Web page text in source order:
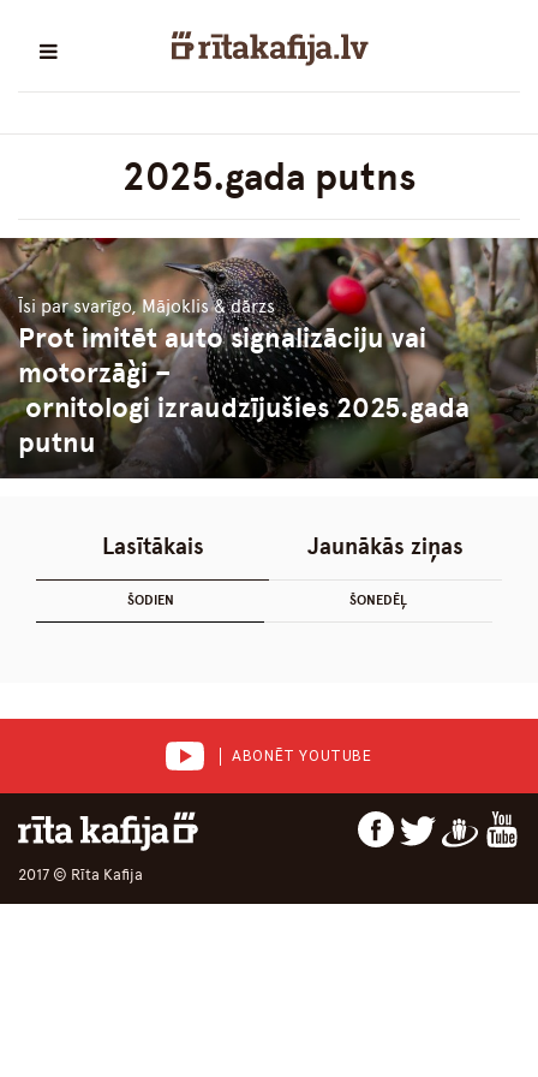
2025.gada putns
Īsi par svarīgo, Mājoklis & dārzs
Prot imitēt auto signalizāciju vai
motorzāģi –
ornitologi izraudzījušies 2025.gada
putnu
Lasītākais
ŠODIEN ŠONEDĒĻ
Jaunākās ziņas
ABONĒT YOUTUBE
2017 © Rīta Kafija